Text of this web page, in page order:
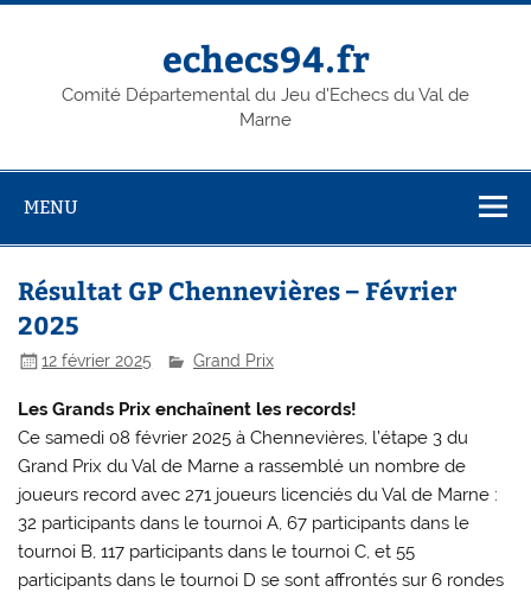
Skip
echecs94.fr
Comité Départemental du Jeu d'Echecs du Val de
Marne
MENU
Résultat GP Chennevières – Février
2025
12 février 2025 Grand Prix
Les Grands Prix enchaînent les records!
Ce samedi 08 février 2025 à Chennevières, l’étape 3 du
Grand Prix du Val de Marne a rassemblé un nombre de
joueurs record avec 271 joueurs licenciés du Val de Marne :
32 participants dans le tournoi A, 67 participants dans le
tournoi B, 117 participants dans le tournoi C, et 55
participants dans le tournoi D se sont affrontés sur 6 rondes